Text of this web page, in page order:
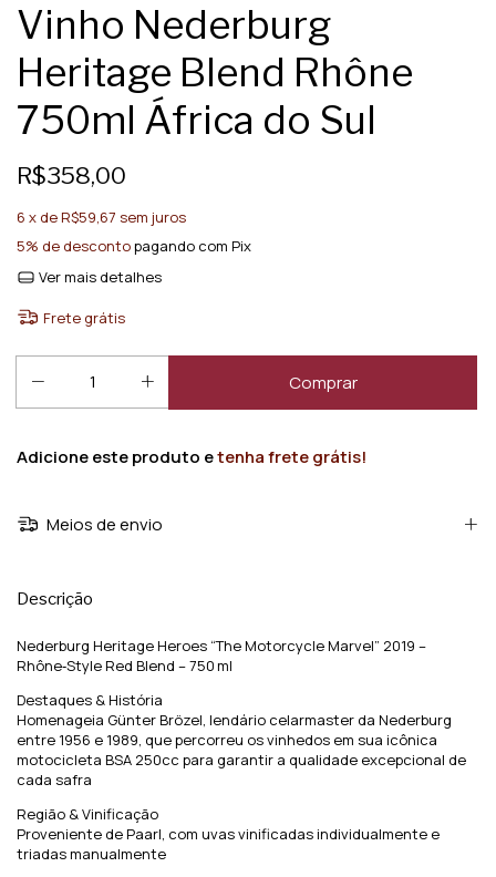
Vinho Nederburg
Heritage Blend Rhône
750ml África do Sul
R$358,00
6 x deR$59,67 sem juros
5% de descontopagando com Pix
Ver mais detalhes
Frete grátis
Adicione este produto etenha frete grátis!
Meios de envio
Descrição
Nederburg Heritage Heroes “The Motorcycle Marvel” 2019 –
Rhône‑Style Red Blend – 750 ml
Destaques & História
Homenageia Günter Brözel, lendário celarmaster da Nederburg
entre 1956 e 1989, que percorreu os vinhedos em sua icônica
motocicleta BSA 250cc para garantir a qualidade excepcional de
cada safra
Região & Vinificação
Proveniente de Paarl, com uvas vinificadas individualmente e
triadas manualmente